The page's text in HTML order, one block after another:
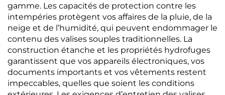
gamme. Les capacités de protection contre les
intempéries protègent vos affaires de la pluie, de la
neige et de l’humidité, qui peuvent endommager le
contenu des valises souples traditionnelles. La
construction étanche et les propriétés hydrofuges
garantissent que vos appareils électroniques, vos
documents importants et vos vêtements restent
impeccables, quelles que soient les conditions